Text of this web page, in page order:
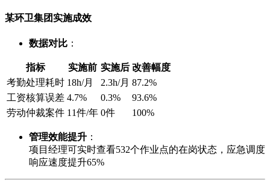
某环卫集团实施成效
数据对比 ：
指标 实施前 实施后 改善幅度
考勤处理耗时 18h/月 2.3h/月 87.2%
工资核算误差 4.7% 0.3%
93.6%
劳动仲裁案件 11件/年 0件 100%
管理效能提升 ：
项目经理可实时查看532个作业点的在岗状态，应急调度
响应速度提升65%